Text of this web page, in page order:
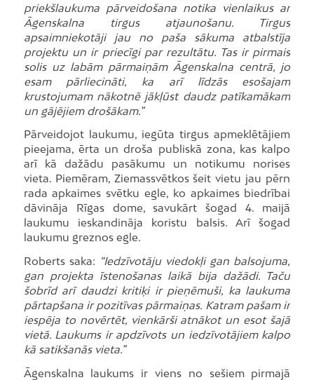
priekšlaukuma pārveidošana notika vienlaikus ar
Āgenskalna tirgus atjaunošanu. Tirgus
apsaimniekotāji jau no paša sākuma atbalstīja
projektu un ir priecīgi par rezultātu. Tas ir pirmais
solis uz labām pārmaiņām Āgenskalna centrā, jo
esam pārliecināti, ka arī līdzās esošajam
krustojumam nākotnē jākļūst daudz patīkamākam
un gājējiem drošākam.”
Pārveidojot laukumu, iegūta tirgus apmeklētājiem
pieejama, ērta un droša publiskā zona, kas kalpo
arī kā dažādu pasākumu un notikumu norises
vieta. Piemēram, Ziemassvētkos šeit vietu jau pērn
rada apkaimes svētku egle, ko apkaimes biedrībai
dāvināja Rīgas dome, savukārt šogad 4. maijā
laukumu ieskandināja koristu balsis. Arī šogad
laukumu greznos egle.
Roberts saka: “Iedzīvotāju viedokļi gan balsojuma,
gan projekta īstenošanas laikā bija dažādi. Taču
šobrīd arī daudzi kritiķi ir pieņēmuši, ka laukuma
pārtapšana ir pozitīvas pārmaiņas. Katram pašam ir
iespēja to novērtēt, vienkārši atnākot un esot šajā
vietā. Laukums ir apdzīvots un iedzīvotājiem kalpo
kā satikšanās vieta.”
Āgenskalna laukums ir viens no sešiem pirmajā